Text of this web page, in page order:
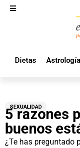
Dietas Astrología
SEXUALIDAD
5 razones
buenos
¿Te has preguntado